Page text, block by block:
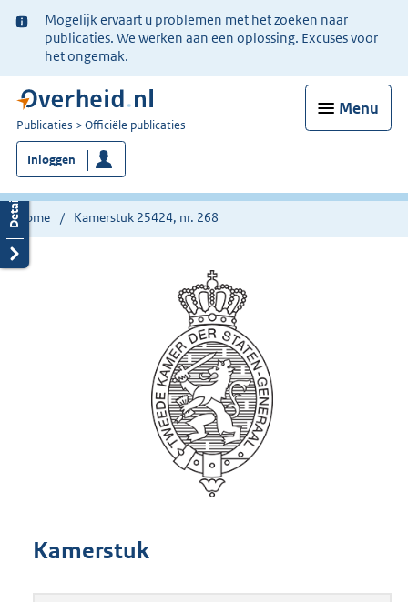
Ter
informatie:
Mogelijk ervaart u problemen met het zoeken naar
publicaties. We werken aan een oplossing. Excuses voor
het ongemak.
Menu
U
bent
nu
hier:
Publicaties Officiële publicaties
Inloggen
Home Kamerstuk 25424, nr. 268
Kamerstuk